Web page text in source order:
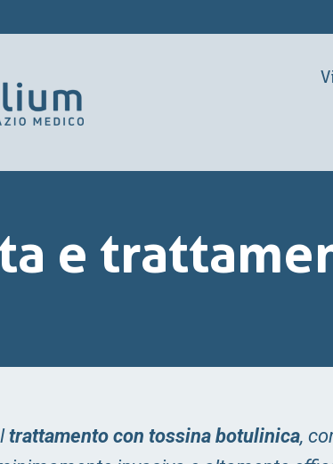
e
trattamento con tossina botulinica,